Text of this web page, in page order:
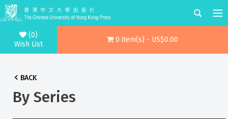
(0)
Wish List
0 item(s) - US$0.00
BACK
By Series